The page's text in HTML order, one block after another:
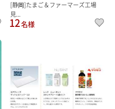
[静岡]たまご＆ファーマーズ工場
見...
12名様